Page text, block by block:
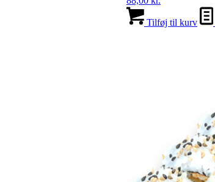
Tilføj til kurv